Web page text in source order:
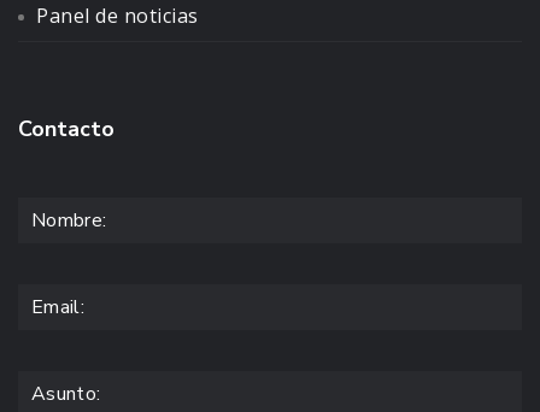
Panel de noticias
Contacto